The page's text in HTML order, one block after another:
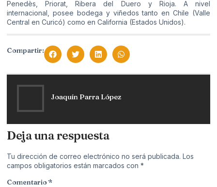
Penedès, Priorat, Ribera del Duero y Rioja. A nivel
internacional, posee bodega y viñedos tanto en Chile (Valle
Central en Curicó) como en California (Estados Unidos).
Compartir:
Joaquín Parra López
Deja una respuesta
Tu dirección de correo electrónico no será publicada. Los
campos obligatorios están marcados con *
Comentario*